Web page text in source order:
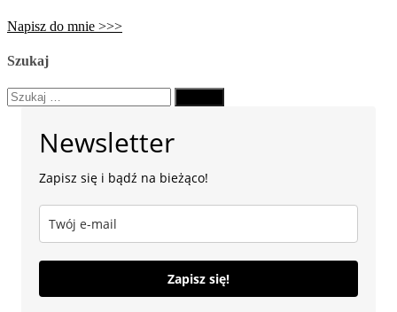
Napisz do mnie >>>
Szukaj
Szukaj:
Newsletter
Zapisz się i bądź na bieżąco!
Zapisz się!